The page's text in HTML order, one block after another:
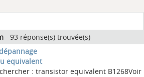
- 93 réponse(s) trouvée(s)
equivalent
: transistor equivalent